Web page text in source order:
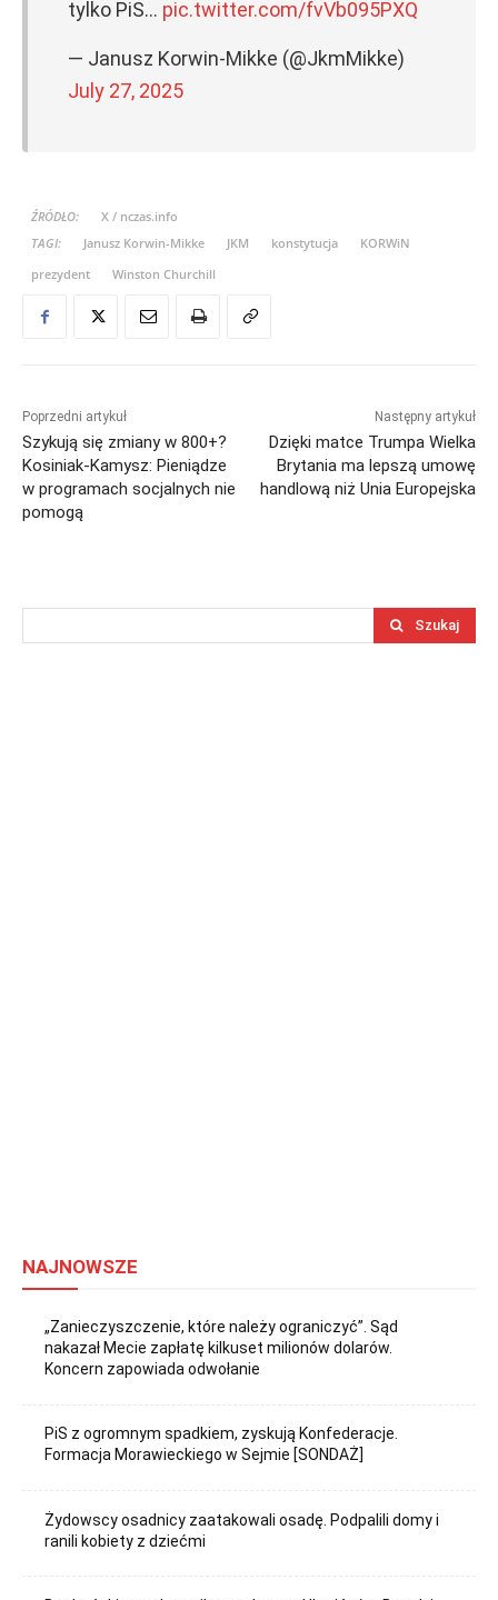
tylko PiS… pic.twitter.com/fvVb095PXQ
— Janusz Korwin-Mikke (@JkmMikke)
July 27, 2025
ŹRÓDŁO:
X / nczas.info
TAGI:
Janusz Korwin-Mikke JKM konstytucja
KORWiN
prezydent
Winston Churchill
Poprzedni artykuł
Szykują się zmiany w 800+?
Kosiniak-Kamysz: Pieniądze
w programach socjalnych nie
pomogą
Następny artykuł
Dzięki matce Trumpa Wielka
Brytania ma lepszą umowę
handlową niż Unia Europejska
Szukaj
NAJNOWSZE
„Zanieczyszczenie, które należy ograniczyć”. Sąd
nakazał Mecie zapłatę kilkuset milionów dolarów.
Koncern zapowiada odwołanie
PiS z ogromnym spadkiem, zyskują Konfederacje.
Formacja Morawieckiego w Sejmie [SONDAŻ]
Żydowscy osadnicy zaatakowali osadę. Podpalili domy i
ranili kobiety z dziećmi